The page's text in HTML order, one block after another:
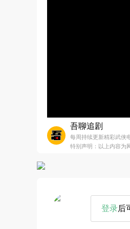
吾聊追剧
每周持续更新精彩武侠
特别声明：以上内容为
登录后